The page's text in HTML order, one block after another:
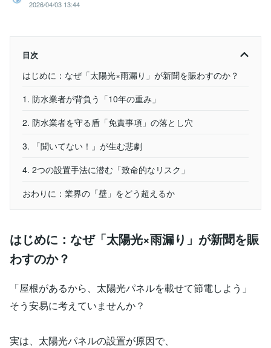
2026/04/03 13:44
目次
はじめに：なぜ「太陽光×雨漏り」が新聞を賑わすのか？
1. 防水業者が背負う「10年の重み」
2. 防水業者を守る盾「免責事項」の落とし穴
3. 「聞いてない！」が生む悲劇
4. 2つの設置手法に潜む「致命的なリスク」
おわりに：業界の「壁」をどう超えるか
はじめに：なぜ「太陽光×雨漏り」が新聞を賑
わすのか？
「屋根があるから、太陽光パネルを載せて節電しよう」
そう安易に考えていませんか？
実は、太陽光パネルの設置が原因で、